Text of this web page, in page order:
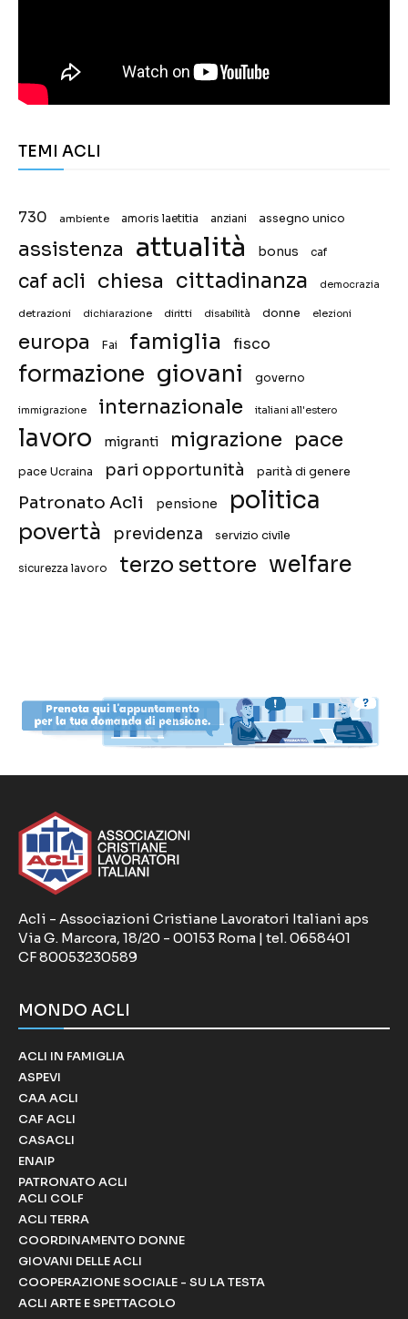
TEMI ACLI
730 ambiente amoris laetitia anziani assegno unico
assistenza attualità bonus caf
caf acli chiesa cittadinanza democrazia
detrazioni dichiarazione diritti disabilità donne elezioni
europa Fai famiglia fisco
formazione giovani governo
immigrazione internazionale italiani all'estero
lavoro migranti migrazione pace
pace Ucraina pari opportunità parità di genere
Patronato Acli pensione politica
povertà previdenza servizio civile
sicurezza lavoro terzo settore welfare
Acli - Associazioni Cristiane Lavoratori Italiani aps
Via G. Marcora, 18/20 - 00153 Roma | tel. 0658401
CF 80053230589
MONDO ACLI
ACLI IN FAMIGLIA
ASPEVI
CAA ACLI
CAF ACLI
CASACLI
ENAIP
PATRONATO ACLI
ACLI COLF
ACLI TERRA
COORDINAMENTO DONNE
GIOVANI DELLE ACLI
COOPERAZIONE SOCIALE - SU LA TESTA
ACLI ARTE E SPETTACOLO